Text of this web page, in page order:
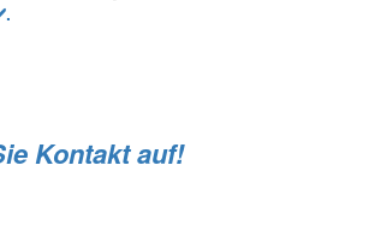
Kontakt auf!